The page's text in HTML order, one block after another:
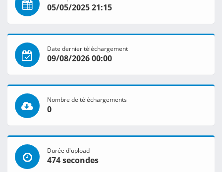
05/05/2025 21:15
Date dernier téléchargement
09/08/2026 00:00
Nombre de téléchargements
0
Durée d'upload
474 secondes